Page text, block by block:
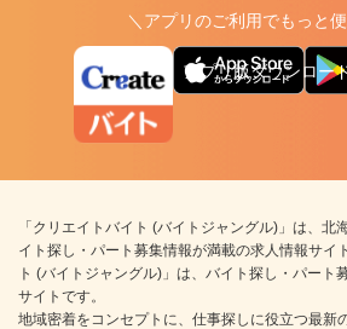
＼アプリのご利用でもっと
アプリ版ダウンロー
「クリエイトバイト (バイトジャングル)」は、北
イト探し・パート募集情報が満載の求人情報サイ
ト (バイトジャングル)」は、バイト探し・パート
サイトです。
地域密着をコンセプトに、仕事探しに役立つ最新